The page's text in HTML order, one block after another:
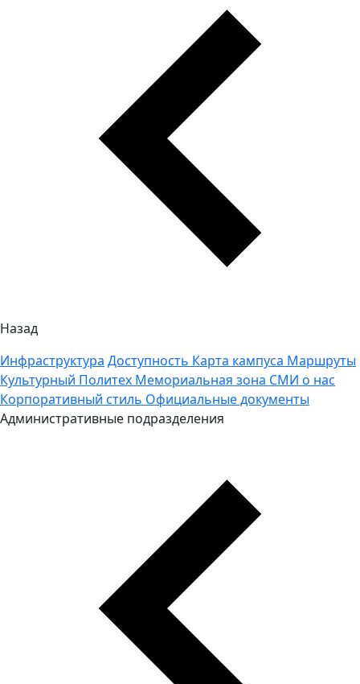
Назад
Инфраструктура Доступность Карта кампуса Маршруты
Культурный Политех Мемориальная зона СМИ о нас
Корпоративный стиль Официальные документы
Административные подразделения